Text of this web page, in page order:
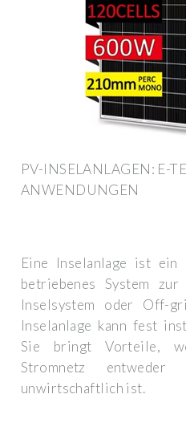
PV-INSELANLAGEN: E-
ANWENDUNGEN
Eine Inselanlage ist ein
betriebenes System zur
Inselsystem oder Off-
Inselanlage kann fest
Sie bringt Vorteile,
Stromnetz
unwirtschaftlich ist.